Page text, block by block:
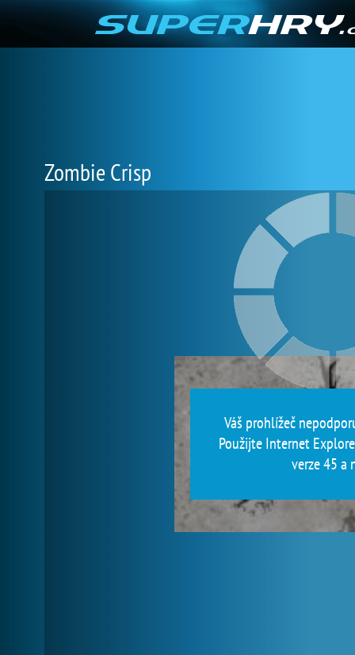
Zombie Crisp
Váš prohlížeč
Použijte Internet
verze 45 a